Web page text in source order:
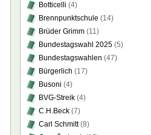
Botticelli (4)
Brennpunktschule (14)
Brüder Grimm (11)
Bundestagswahl 2025 (5)
Bundestagswahlen (47)
Bürgerlich (17)
Busoni (4)
BVG-Streik (4)
C.H.Beck (7)
Carl Schmitt(8)